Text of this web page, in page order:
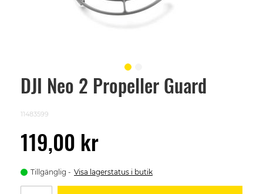
DJI Neo 2 Propeller Guard
11483599
119,00 kr
Tillgänglig Visa lagerstatus i butik
Skip
images